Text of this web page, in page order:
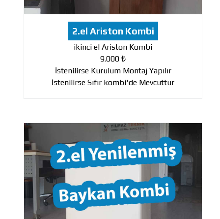
2.el Ariston Kombi
ikinci el Ariston Kombi
9.000 ₺
İstenilirse Kurulum Montaj Yapılır
İstenilirse Sıfır kombi'de Mevcuttur